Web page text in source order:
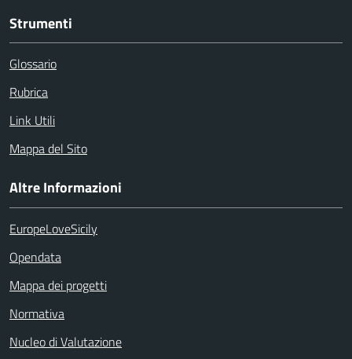
Strumenti
Glossario
Rubrica
Link Utili
Mappa del Sito
Altre Informazioni
EuropeLoveSicily
Opendata
Mappa dei progetti
Normativa
Nucleo di Valutazione